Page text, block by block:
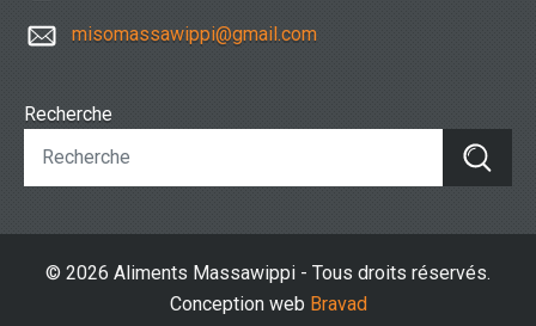
misomassawippi@gmail.com
Recherche
© 2026 Aliments Massawippi - Tous droits réservés.
Conception web Bravad